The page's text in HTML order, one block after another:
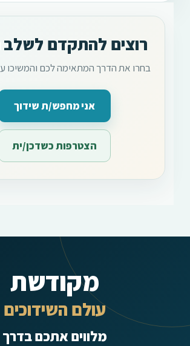
רוצים להתקדם
בחרו את הדרך המתאימה לכם והמשיכו
אני מחפש/ת שידוך
הצטרפות כשדכן/ית
מקודשת
עולם השידוכים
מלווים אתכם בדרך